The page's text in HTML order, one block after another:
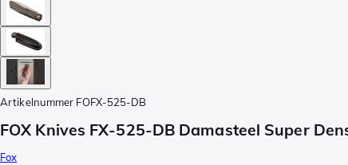
Artikelnummer FOFX-525-DB
FOX Knives FX-525-DB Damasteel Super
Fox